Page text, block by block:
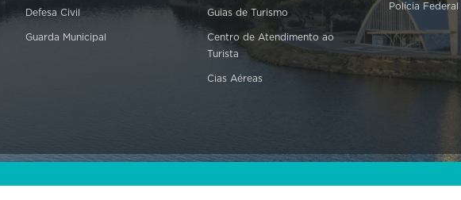
Defesa Civil
Guarda Municipal
Guias de Turismo
Centro de Atendimento ao
Turista
Cias Aéreas
Polícia Federal